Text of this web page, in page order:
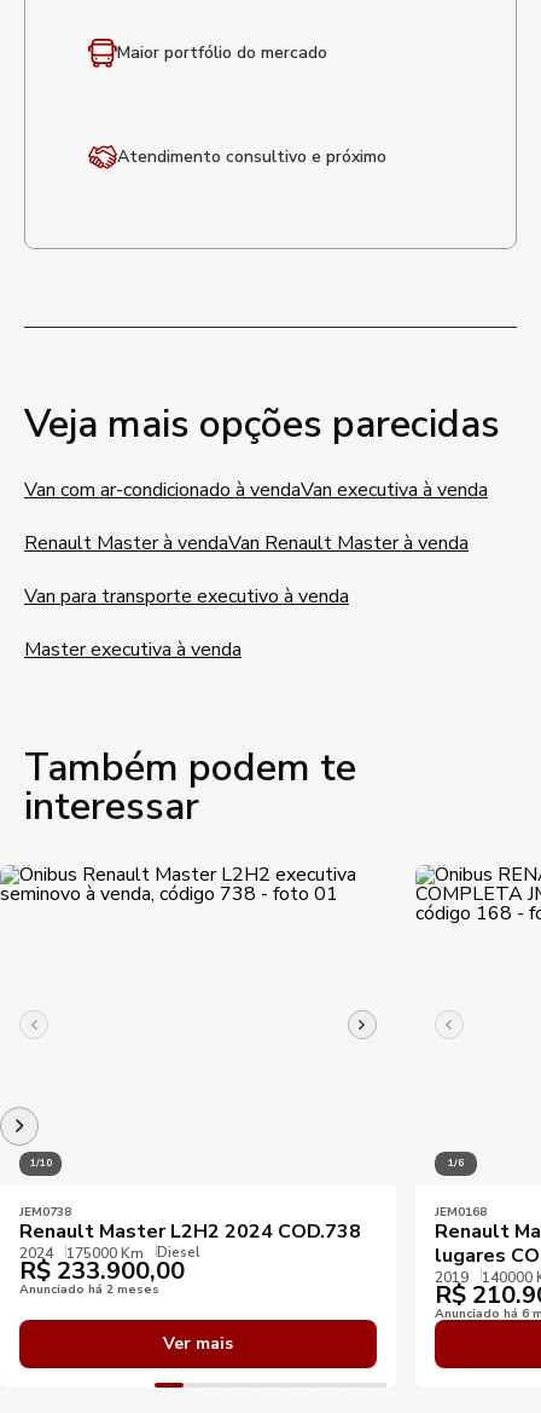
Maior portfólio do mercado
Atendimento consultivo e próximo
Veja mais opções parecidas
Van com ar-condicionado à vendaVan executiva à venda
Renault Master à vendaVan Renault Master à venda
Van para transporte executivo à venda
Master executiva à venda
Também podem te
interessar
1/10
JEM0738
Renault Master L2H2 2024 COD.738
2024 175000 Km Diesel
R$ 233.900,00
Anunciado há 2 meses
Ver mais
1/6
JEM0168
Renault
lugares
2019 140000
R$
Anunciado há 6